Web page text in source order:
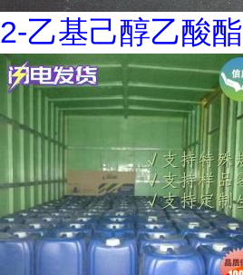
2-乙基己醇乙酸酯